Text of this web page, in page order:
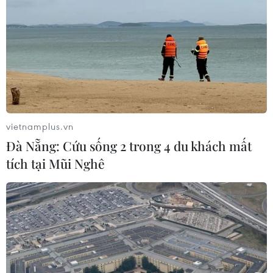
năm học
7 học sinh đội tuyển Việt Nam đoạt
huy chương tại Olympic AI quốc tế
07/08/2026 15:27
Bảo đảm chính xác, công khai điểm
chuẩn tuyển sinh các trường quân
đội
07/08/2026 12:26
Ban đại diện cha mẹ học sinh không
vietnamplus.vn
Đà Nẵng: Cứu sống 2 trong 4 du khách mất
tích tại Mũi Nghê